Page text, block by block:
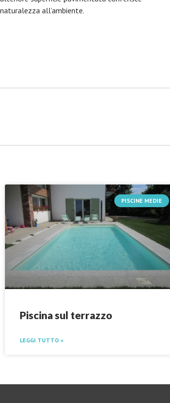
naturalezza all’ambiente.
PISCINE MEDIE
Piscina sul terrazzo
LEGGI TUTTO »